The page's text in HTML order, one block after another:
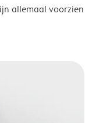
allemaal voorzien